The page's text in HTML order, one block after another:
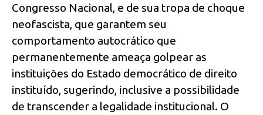
Congresso Nacional, e de sua tropa de choque
neofascista, que garantem seu
comportamento autocrático que
permanentemente ameaça golpear as
instituições do Estado democrático de direito
instituído, sugerindo, inclusive a possibilidade
de transcender a legalidade institucional. O